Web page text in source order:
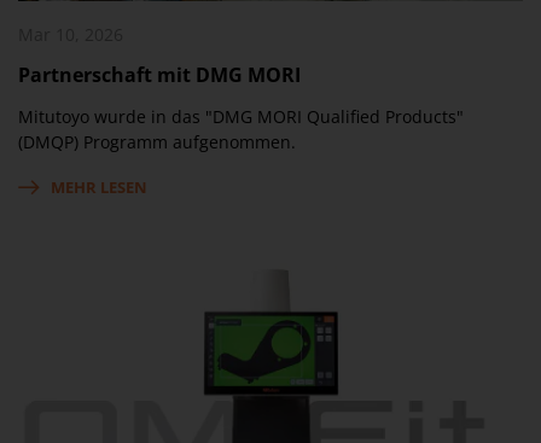
Partnerschaft mit DMG MORI
Mitutoyo wurde in das "DMG MORI Qualified Products"
(DMQP) Programm aufgenommen.
MEHR LESEN